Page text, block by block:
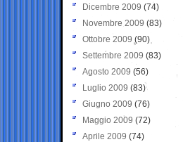
Dicembre 2009 (74)
Novembre 2009 (83)
Ottobre 2009 (90)
Settembre 2009 (83)
Agosto 2009 (56)
Luglio 2009 (83)
Giugno 2009 (76)
Maggio 2009 (72)
Aprile 2009 (74)